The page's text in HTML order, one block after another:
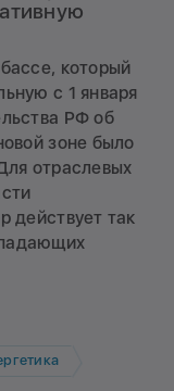
который
с 1 января
РФ об
зоне было
отраслевых
действует так